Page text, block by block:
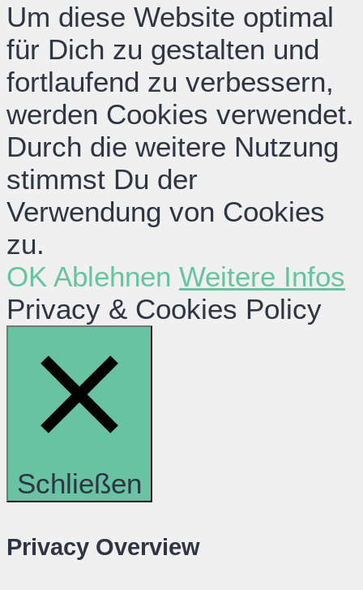
Um diese Website optimal
für Dich zu gestalten und
fortlaufend zu verbessern,
werden Cookies verwendet.
Durch die weitere Nutzung
stimmst Du der
Verwendung von Cookies
zu.
OK Ablehnen Weitere Infos
Privacy & Cookies Policy
Schließen
Privacy Overview